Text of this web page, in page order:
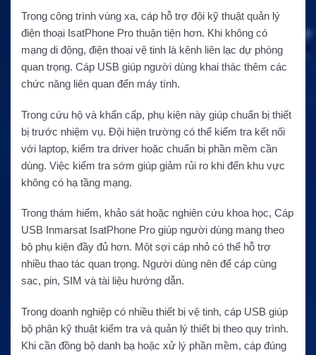
Trong công trình vùng xa, cáp hỗ trợ đội kỹ thuật quản lý
điện thoại IsatPhone Pro thuận tiện hơn. Khi không có
mạng di động, điện thoại vệ tinh là kênh liên lạc dự phòng
quan trọng. Cáp USB giúp người dùng khai thác thêm các
chức năng liên quan đến máy tính.
Trong cứu hộ và khẩn cấp, phụ kiện này giúp chuẩn bị thiết
bị trước nhiệm vụ. Đội hiện trường có thể kiểm tra kết nối
với laptop, kiểm tra driver hoặc chuẩn bị phần mềm cần
dùng. Việc kiểm tra sớm giúp giảm rủi ro khi đến khu vực
không có hạ tầng mạng.
Trong thám hiểm, khảo sát hoặc nghiên cứu khoa học, Cáp
USB Inmarsat IsatPhone Pro giúp người dùng mang theo
bộ phụ kiện đầy đủ hơn. Một sợi cáp nhỏ có thể hỗ trợ
nhiều thao tác quan trọng. Người dùng nên để cáp cùng
sạc, pin, SIM và tài liệu hướng dẫn.
Trong doanh nghiệp có nhiều thiết bị vệ tinh, cáp USB giúp
bộ phận kỹ thuật kiểm tra và quản lý thiết bị theo quy trình.
Khi cần đồng bộ danh bạ hoặc xử lý phần mềm, cáp đúng